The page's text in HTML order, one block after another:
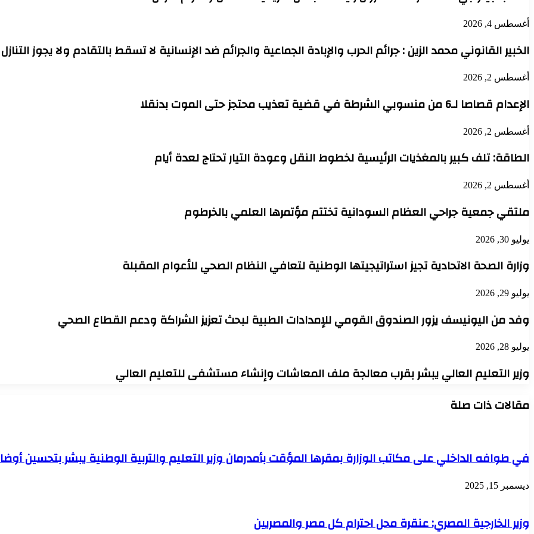
أغسطس 4, 2026
الخبير القانوني محمد الزين : جرائم الحرب والإبادة الجماعية والجرائم ضد الإنسانية لا تسقط بالتقادم ولا يجوز
أغسطس 2, 2026
الإعدام قصاصا لـ6 من منسوبي الشرطة في قضية تعذيب محتجز حتى الموت بدنقلا
أغسطس 2, 2026
الطاقة: تلف كبير بالمغذيات الرئيسية لخطوط النقل وعودة التيار تحتاج لعدة أيام
أغسطس 2, 2026
ملتقي جمعية جراحي العظام السودانية تختتم مؤتمرها العلمي بالخرطوم
يوليو 30, 2026
وزارة الصحة الاتحادية تجيز استراتيجيتها الوطنية لتعافي النظام الصحي للأعوام المقبلة
يوليو 29, 2026
وفد من اليونيسف يزور الصندوق القومي للإمدادات الطبية لبحث تعزيز الشراكة ودعم القطاع الصحي
يوليو 28, 2026
وزير التعليم العالي يبشر بقرب معالجة ملف المعاشات وإنشاء مستشفى للتعليم العالي
مقالات ذات صلة
في طوافه الداخلي على مكاتب الوزارة بمقرها المؤقت بأمدرمان وزير التعليم والتربية الوطنية يبشر بتحسين
ديسمبر 15, 2025
وزير الخارجية المصري: عنقرة محل احترام كل مصر والمصريين